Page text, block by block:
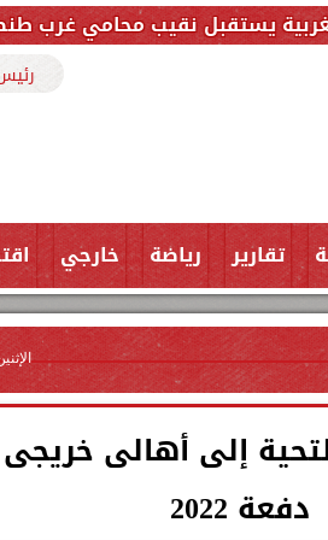
محامي غرب طنطا لبحث سبل
تقارير رياضة خارجي
الإثنين، 10
إلى أهالى
دفعة 2022